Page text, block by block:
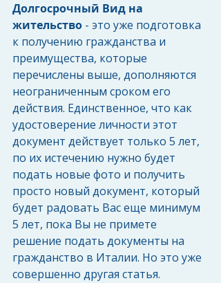
Долгосрочный Вид на
жительство - это уже подготовка
к получению гражданства и
преимущества, которые
перечислены выше, дополняются
неограниченным сроком его
действия. Единственное, что как
удостоверение личности этот
документ действует только 5 лет,
по их истечению нужно будет
подать новые фото и получить
просто новый документ, который
будет радовать Вас еще минимум
5 лет, пока Вы не примете
решение подать документы на
гражданство в Италии. Но это уже
совершенно другая статья.